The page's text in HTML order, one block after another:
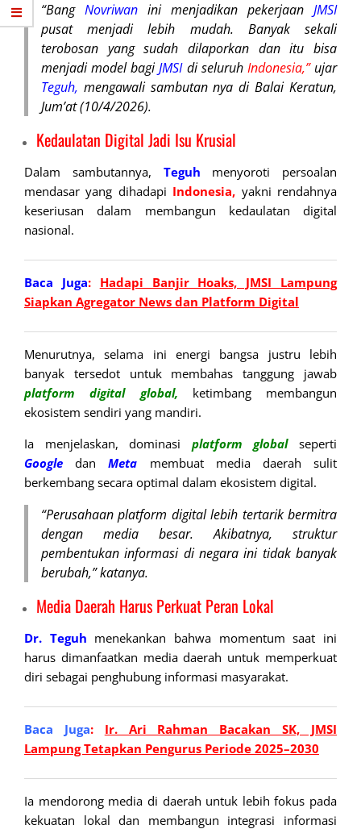
“Bang Novriwan ini menjadikan pekerjaan JMSI
pusat menjadi lebih mudah. Banyak sekali
terobosan yang sudah dilaporkan dan itu bisa
menjadi model bagiJMSIdi seluruh Indonesia,”ujar
Teguh, mengawali sambutan nya di Balai Keratun,
Jum’at (10/4/2026).
Kedaulatan Digital Jadi Isu Krusial
Dalam sambutannya, Teguh menyoroti persoalan
mendasar yang dihadapi Indonesia, yakni rendahnya
keseriusan dalam membangun kedaulatan digital
nasional.
Baca Juga: Hadapi Banjir Hoaks, JMSI Lampung
Siapkan Agregator News dan Platform Digital
Menurutnya, selama ini energi bangsa justru lebih
banyak tersedot untuk membahas tanggung jawab
platform
digital global, ketimbang membangun
ekosistem sendiri yang mandiri.
Ia menjelaskan, dominasi platform globalseperti
Google danMeta membuat media daerah sulit
berkembang secara optimal dalam ekosistem digital.
“Perusahaan platform digital lebih tertarik bermitra
dengan media besar. Akibatnya, struktur
pembentukan informasi di negara ini tidak banyak
berubah,” katanya.
Media Daerah Harus Perkuat Peran Lokal
Dr. Teguh menekankan bahwa momentum saat ini
harus dimanfaatkan media daerah untuk memperkuat
diri sebagai penghubung informasi masyarakat.
Baca Juga: Ir. Ari Rahman Bacakan SK, JMSI
Lampung Tetapkan Pengurus Periode 2025–2030
Ia mendorong media di daerah untuk lebih fokus pada
kekuatan lokal dan membangun integrasi informasi